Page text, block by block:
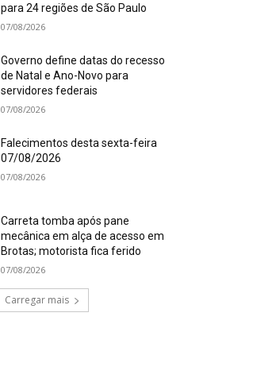
para 24 regiões de São Paulo
07/08/2026
Governo define datas do recesso
de Natal e Ano-Novo para
servidores federais
07/08/2026
Falecimentos desta sexta-feira
07/08/2026
07/08/2026
Carreta tomba após pane
mecânica em alça de acesso em
Brotas; motorista fica ferido
07/08/2026
Carregar mais